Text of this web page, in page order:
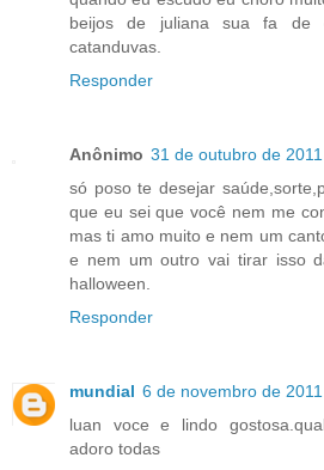
beijos de juliana sua fa de
catanduvas.
Responder
Anônimo 31 de outubro de
só poso te desejar
que eu sei que você nem me
mas ti amo muito e nem um
e nem um outro vai tirar isso
halloween.
Responder
mundial 6 de novembro de
luan voce e lindo
adoro todas